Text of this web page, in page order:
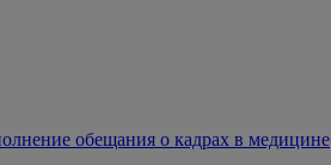
обещания о кадрах в медицине